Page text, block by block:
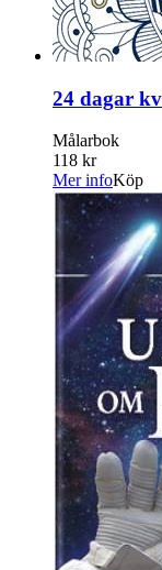
24 dagar
Målarbok
118 kr
Mer infoKöp